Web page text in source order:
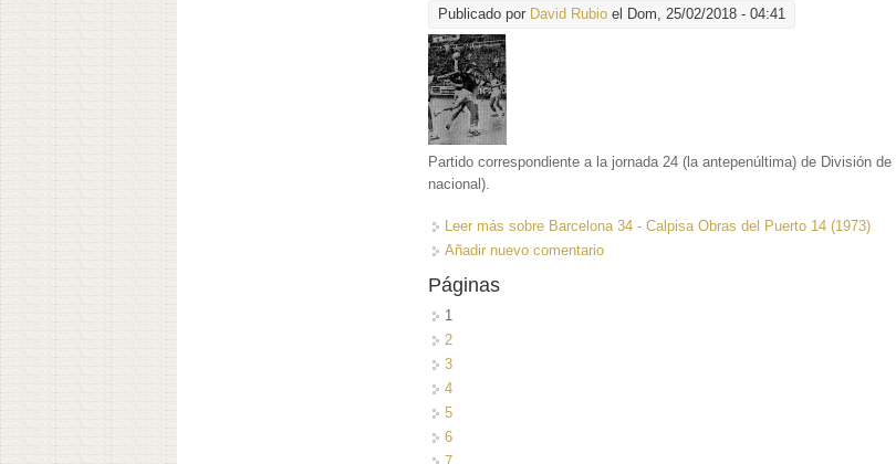
Publicado por David Rubio el Dom, 25/02/2018 - 04:41
Partido correspondiente a la jornada 24 (la antepenúltima) de División
nacional).
Leer más sobre Barcelona 34 - Calpisa Obras del Puerto 14 (1973)
Añadir nuevo comentario
Páginas
1
2
3
4
5
6